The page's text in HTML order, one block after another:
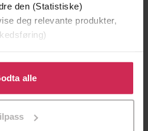
den (Statistiske)
deg relevante produkter,
gi oss ditt samtykke til å
formålene. Du kan også
formål ved å klikke
alle
Utskudd